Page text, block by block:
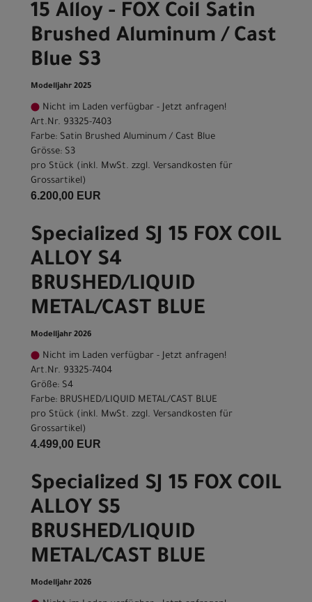
15 Alloy - FOX Coil Satin
Brushed Aluminum / Cast
Blue S3
Modelljahr 2025
Nicht im Laden verfügbar - Jetzt anfragen!
Art.Nr. 93325-7403
Farbe: Satin Brushed Aluminum / Cast Blue
Grösse: S3
pro Stück (inkl. MwSt. zzgl. Versandkosten für
Grossartikel)
6.200,00 EUR
Specialized SJ 15 FOX COIL
ALLOY S4
BRUSHED/LIQUID
METAL/CAST BLUE
Modelljahr 2026
Nicht im Laden verfügbar - Jetzt anfragen!
Art.Nr. 93325-7404
Größe: S4
Farbe: BRUSHED/LIQUID METAL/CAST BLUE
pro Stück (inkl. MwSt. zzgl. Versandkosten für
Grossartikel)
4.499,00 EUR
Specialized SJ 15 FOX COIL
ALLOY S5
BRUSHED/LIQUID
METAL/CAST BLUE
Modelljahr 2026